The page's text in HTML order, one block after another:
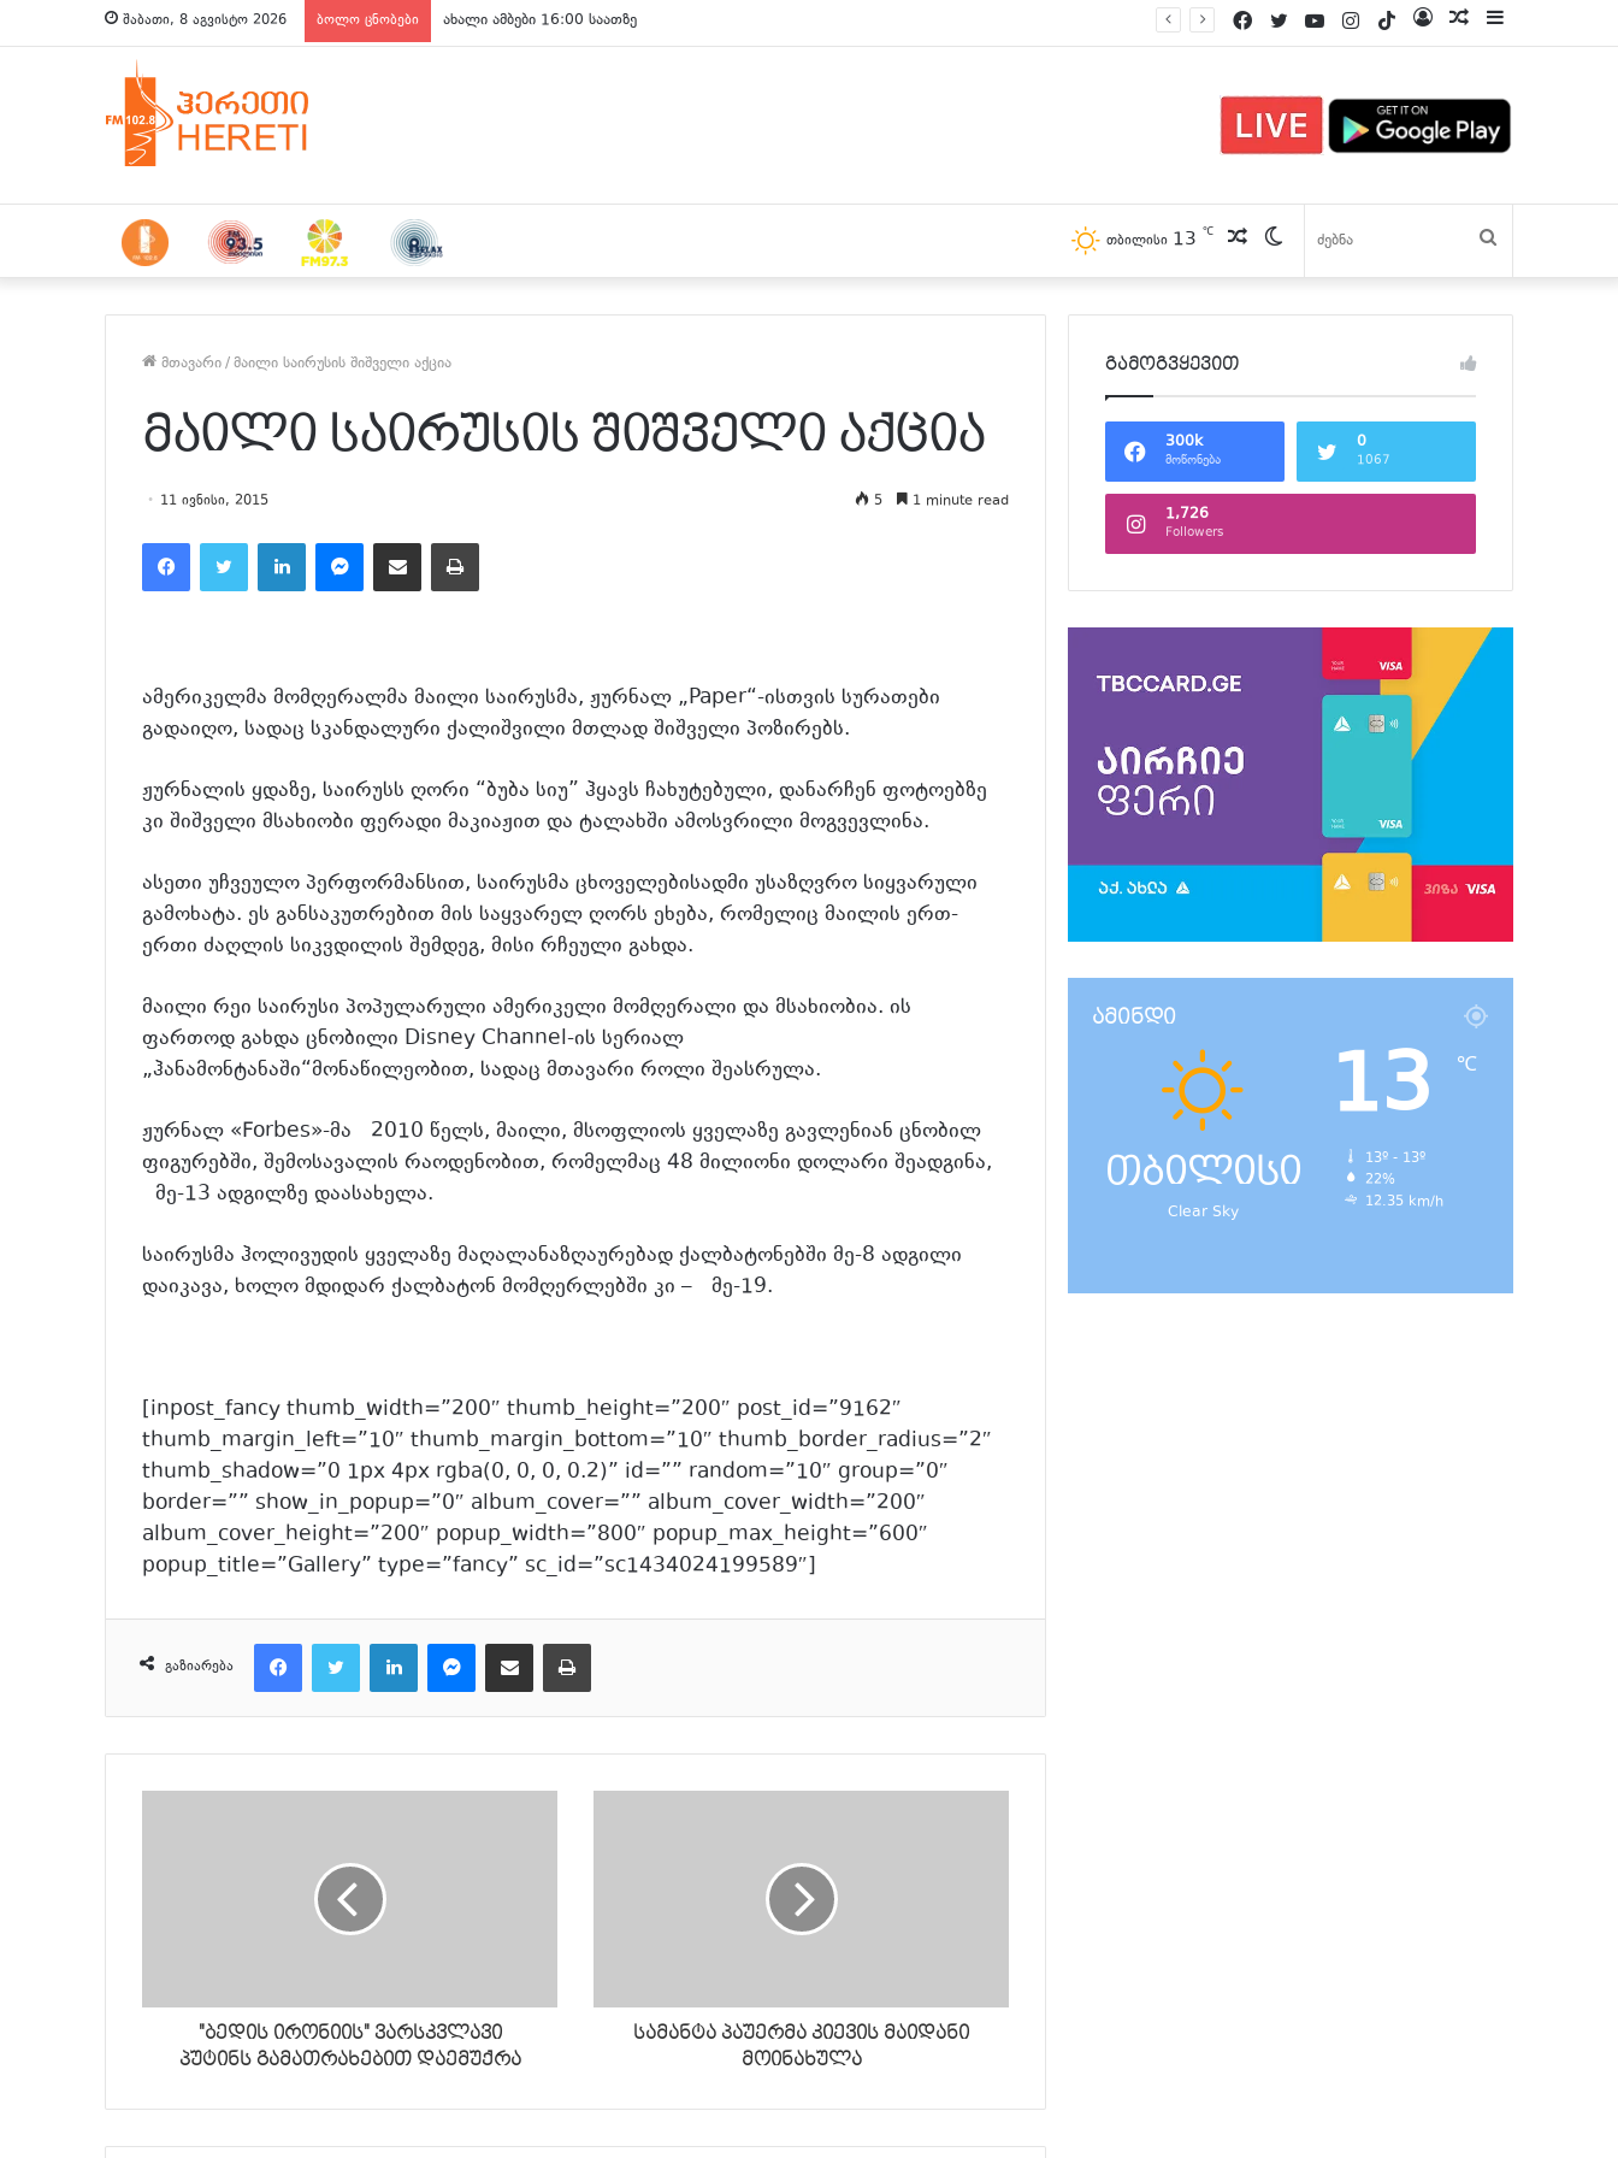
შაბათი, 8 აგვისტო 2026 ბოლო ცნობები ახალი ამბები 15:00 საათზე პოსტები
Log
TikTok
Instagram
YouTube
Twitter
Facebook
Switch
skin
პოსტები
თბილისი 13 ℃
მთავარი/მაილი საირუსის შიშველი აქცია
მაილი საირუსის შიშველი აქცია
11 ივნისი, 2015 5 1 minute read
ამერიკელმა მომღერალმა მაილი საირუსმა, ჟურნალ „Paper“-ისთვის სურათები
გადაიღო, სადაც სკანდალური ქალიშვილი მთლად შიშველი პოზირებს.
ჟურნალის ყდაზე, საირუსს ღორი “ბუბა სიუ” ჰყავს ჩახუტებული, დანარჩენ ფოტოებზე
კი შიშველი მსახიობი ფერადი მაკიაჟით და ტალახში ამოსვრილი მოგვევლინა.
ასეთი უჩვეულო პერფორმანსით, საირუსმა ცხოველებისადმი უსაზღვრო სიყვარული
გამოხატა. ეს განსაკუთრებით მის საყვარელ ღორს ეხება, რომელიც მაილის ერთ-
ერთი ძაღლის სიკვდილის შემდეგ, მისი რჩეული გახდა.
მაილი რეი საირუსი პოპულარული ამერიკელი მომღერალი და მსახიობია. ის
ფართოდ გახდა ცნობილი Disney Channel-ის სერიალ
„ჰანამონტანაში“მონაწილეობით, სადაც მთავარი როლი შეასრულა.
ჟურნალ «Forbes»-მა 2010 წელს, მაილი, მსოფლიოს ყველაზე გავლენიან ცნობილ
ფიგურებში, შემოსავალის რაოდენობით, რომელმაც 48 მილიონი დოლარი შეადგინა,
მე-13 ადგილზე დაასახელა.
საირუსმა ჰოლივუდის ყველაზე მაღალანაზღაურებად ქალბატონებში მე-8 ადგილი
დაიკავა, ხოლო მდიდარ ქალბატონ მომღერლებში კი – მე-19.
[inpost_fancy thumb_width=”200″ thumb_height=”200″ post_id=”9162″
thumb_margin_left=”10″ thumb_margin_bottom=”10″ thumb_border_radius=”2″
thumb_shadow=”0 1px 4px rgba(0, 0, 0, 0.2)” id=”” random=”10″ group=”0″
border=”” show_in_popup=”0″ album_cover=”” album_cover_width=”200″
album_cover_height=”200″ popup_width=”800″ popup_max_height=”600″
popup_title=”Gallery” type=”fancy” sc_id=”sc1434024199589″]
გაზიარება
"ბედის ირონიის" ვარსკვლავი
პუტინს გამათრახებით დაემუქრა
სამანტა პაუერმა კიევის მაიდანი
მოინახულა
გამოგვყევით
300k
მოწონება
0
1067
1,726
Followers
ამინდი
თბილისი
Clear Sky
13 ℃
13º - 13º
22%
12.35 km/h